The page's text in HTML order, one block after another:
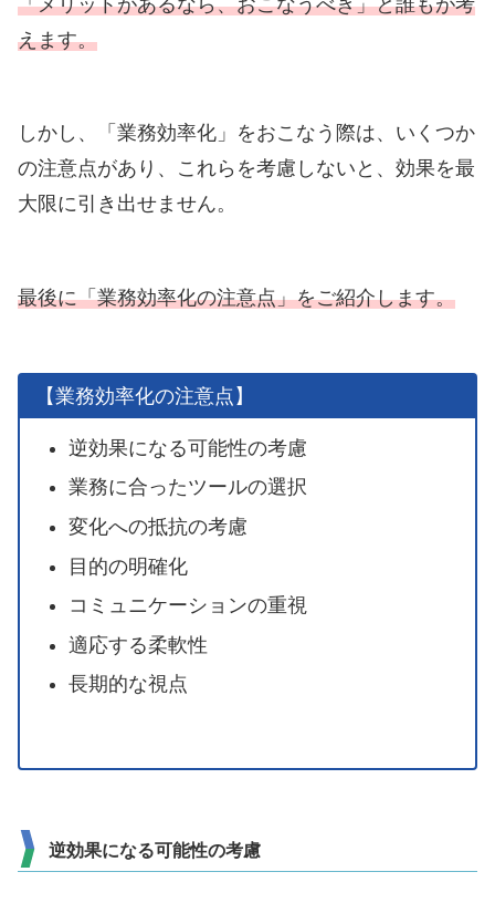
「メリットがあるなら、おこなうべき」と誰もが考
えます。
しかし、「業務効率化」をおこなう際は、いくつか
の注意点があり、これらを考慮しないと、効果を最
大限に引き出せません。
最後に「業務効率化の注意点」をご紹介します。
【業務効率化の注意点】
逆効果になる可能性の考慮
業務に合ったツールの選択
変化への抵抗の考慮
目的の明確化
コミュニケーションの重視
適応する柔軟性
長期的な視点
逆効果になる可能性の考慮